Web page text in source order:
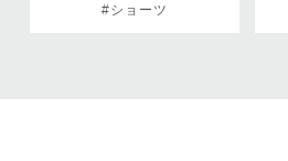
#ショーツ